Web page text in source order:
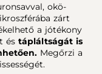
okö-
zárt
a jótékony
és tápláltságát is
Megőrzi a